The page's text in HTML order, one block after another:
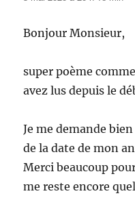
Bonjour Monsieur,
super poème
avez lus depuis le
Je me demande
de la date de mon
Merci beaucoup
me reste encore